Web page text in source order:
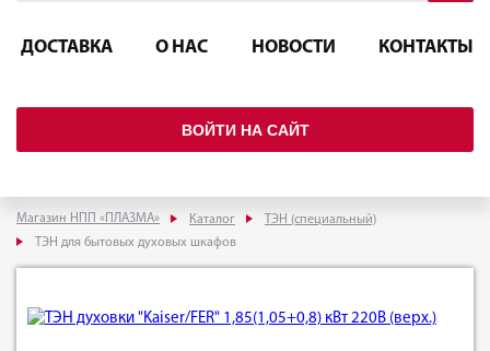
ДОСТАВКА О НАС НОВОСТИ КОНТАКТЫ
ВОЙТИ НА САЙТ
Магазин НПП «ПЛАЗМА» Каталог
ТЭН (специальный)
ТЭН для бытовых духовых шкафов